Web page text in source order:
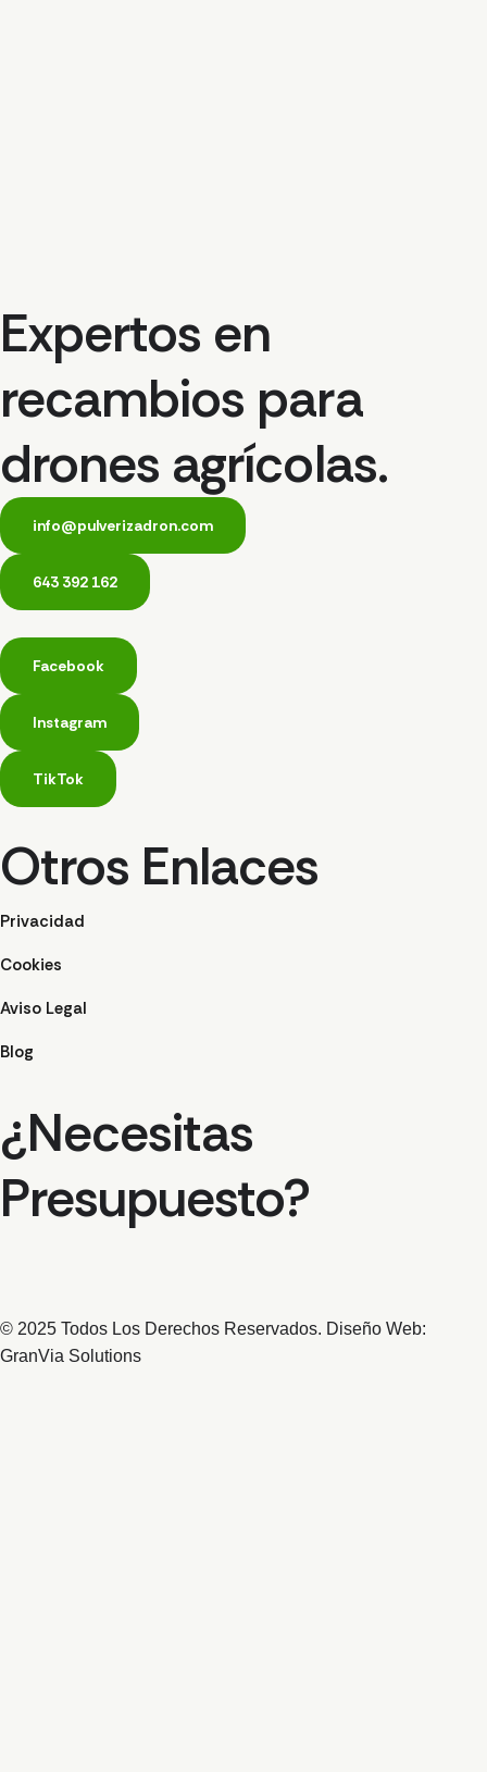
Expertos en
recambios para
drones agrícolas.
info@pulverizadron.com
643 392 162
Facebook
Instagram
TikTok
Otros Enlaces
Privacidad
Cookies
Aviso Legal
Blog
¿Necesitas
Presupuesto?
© 2025 Todos Los Derechos Reservados. Diseño Web:
GranVia Solutions